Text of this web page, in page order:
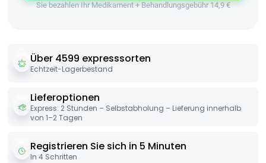
Sie bezahlen Ihr Medikament + Behandlungsgebühr 14,9 €
Über 4599 expresssorten
Echtzeit-Lagerbestand
Lieferoptionen
Express: 2 Stunden – Selbstabholung – Lieferung innerhalb
von 1–2 Tagen
Registrieren Sie sich in 5 Minuten
In 4 Schritten